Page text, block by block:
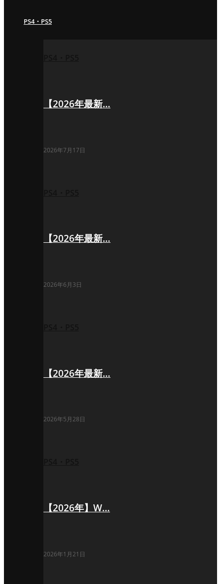
PS4・PS5
【2026年最新…
2026年7月17日
【2026年最新…
2026年6月3日
【2026年最新…
2026年5月28日
【2026年】W…
2026年1月21日